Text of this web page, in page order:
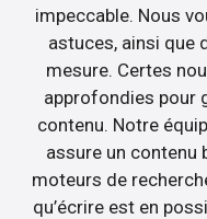
impeccable. Nous
astuces, ainsi que
mesure. Certes
approfondies pour
contenu. Notre
assure un contenu
moteurs de
qu’écrire est en